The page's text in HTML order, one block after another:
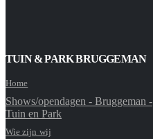
TUIN & PARK BRUGGEMAN
Home
Shows/opendagen - Bruggeman -
Tuin en Park
Wie zijn wij